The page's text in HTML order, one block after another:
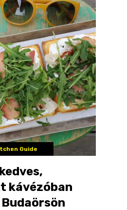
Guide
kávézóban